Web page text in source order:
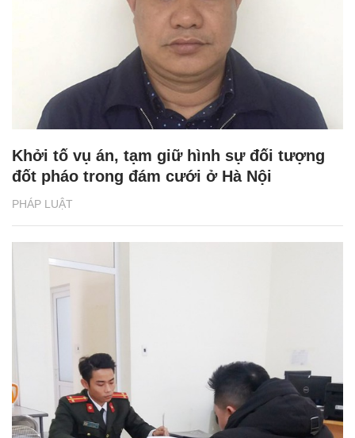
PHÁP LUẬT
Khởi tố vụ án, tạm giữ hình sự đối tượng
đốt pháo trong đám cưới ở Hà Nội